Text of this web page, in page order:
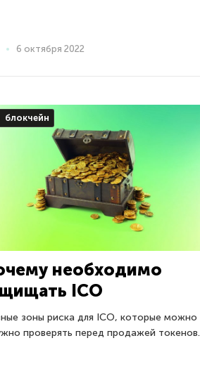
6 октября 2022
блокчейн
необходимо
ICO
зоны риска для ICO, которые можно
проверять перед продажей токенов.